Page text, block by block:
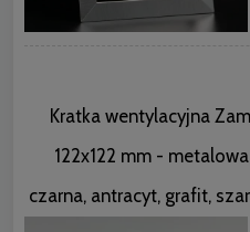
Kratka wentylacyjna
122x122 mm -
czarna, antracyt, grafit,